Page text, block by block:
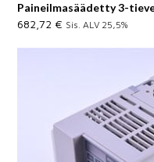
Paineilmasäädetty 3-
682,72 € Sis. ALV 25,5%